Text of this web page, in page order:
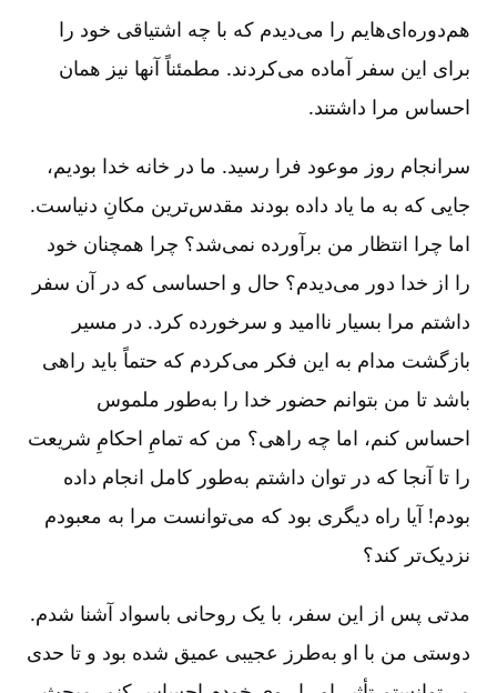
هم‌دوره‌ای‌هایم را می‌دیدم که با چه اشتیاقی خود را
برای این سفر آماده می‌کردند. مطمئناً آنها نیز همان
احساس مرا داشتند.
سرانجام روز موعود فرا رسید. ما در خانه خدا بودیم،
جایی که به ما یاد داده بودند مقدس‌ترین مکانِ دنیاست.
اما چرا انتظار من برآورده نمی‌شد؟ چرا همچنان خود
را از خدا دور می‌دیدم؟ حال و احساسی که در آن سفر
داشتم مرا بسیار ناامید و سرخورده کرد. در مسیر
بازگشت مدام به این فکر می‌کردم که حتماً باید راهی
باشد تا من بتوانم حضور خدا را به‌طور ملموس
احساس کنم، اما چه راهی؟ من که تمامِ احکامِ شریعت
را تا آنجا که در توان داشتم به‌طور کامل انجام داده
بودم! آیا راه دیگری بود که می‌توانست مرا به معبودم
نزدیک‌تر کند؟
مدتی پس از این سفر، با یک روحانی باسواد آشنا شدم.
دوستی من با او به‌طرز عجیبی عمیق شده بود و تا حدی